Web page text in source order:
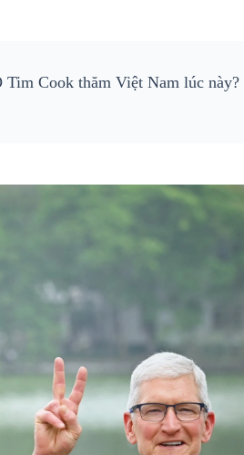
Cook thăm Việt Nam lúc này?